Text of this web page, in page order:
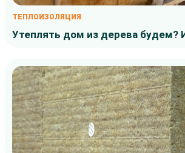
ТЕПЛОИЗОЛЯЦИЯ
Утеплять дом из дерева будем?